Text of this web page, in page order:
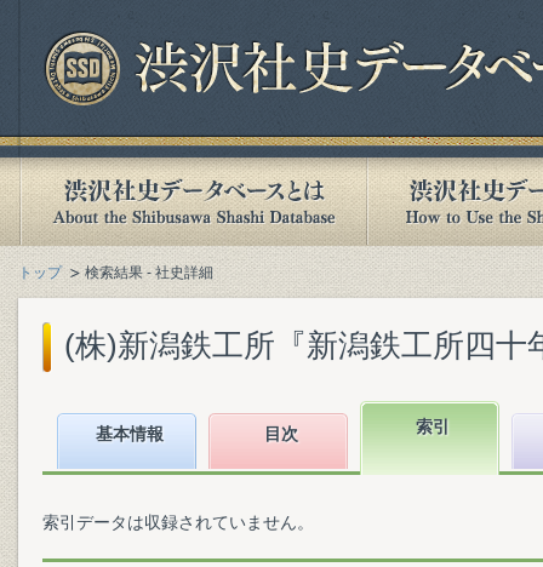
トップ 検索結果 - 社史詳細
(株)新潟鉄工所『新潟鉄工所四十
基本情報 目次 索引
索引データは収録されていません。